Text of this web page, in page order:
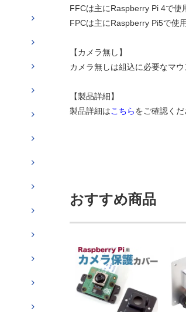
FFCは主にRaspberry Pi 4で使
FPCは主にRaspberry Pi5で使
【カメラ無し】
カメラ無しは組込に必要なマ
【製品詳細】
製品詳細はこちらをご確認くだ
おすすめ商品